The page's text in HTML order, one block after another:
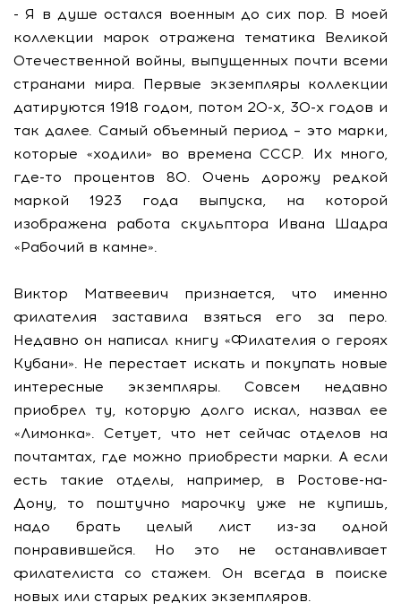
- Я в душе остался военным до сих пор. В моей
коллекции марок отражена тематика Великой
Отечественной войны, выпущенных почти всеми
странами мира. Первые экземпляры коллекции
датируются 1918 годом, потом 20-х, 30-х годов и
так далее. Самый объемный период – это марки,
которые «ходили» во времена СССР. Их много,
где-то процентов 80. Очень дорожу редкой
маркой 1923 года выпуска, на которой
изображена работа скульптора Ивана Шадра
«Рабочий в камне».
Виктор Матвеевич признается, что именно
филателия заставила взяться его за перо.
Недавно он написал книгу «Филателия о героях
Кубани». Не перестает искать и покупать новые
интересные экземпляры. Совсем недавно
приобрел ту, которую долго искал, назвал ее
«Лимонка». Сетует, что нет сейчас отделов на
почтамтах, где можно приобрести марки. А если
есть такие отделы, например, в Ростове-на-
Дону, то поштучно марочку уже не купишь,
надо брать целый лист из-за одной
понравившейся. Но это не останавливает
филателиста со стажем. Он всегда в поиске
новых или старых редких экземпляров.